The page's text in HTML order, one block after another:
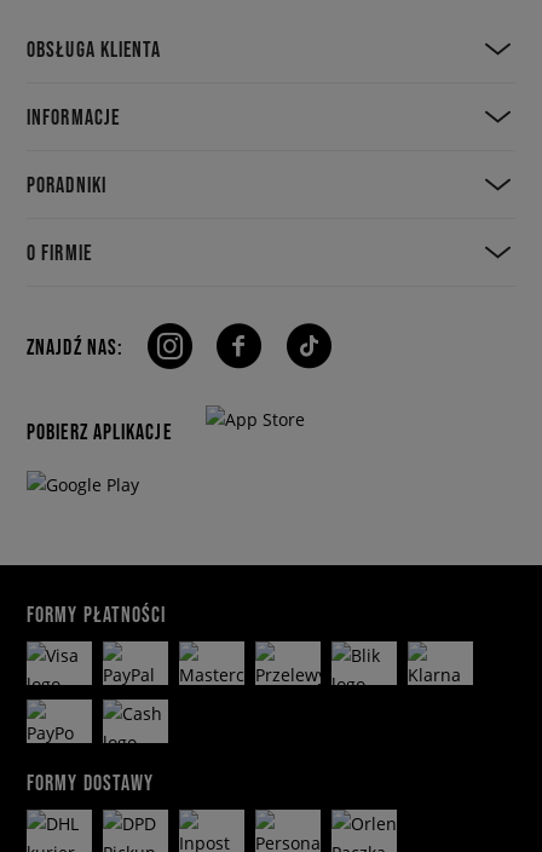
OBSŁUGA KLIENTA
INFORMACJE
PORADNIKI
O FIRMIE
ZNAJDŹ NAS:
POBIERZ APLIKACJE
FORMY PŁATNOŚCI
FORMY DOSTAWY